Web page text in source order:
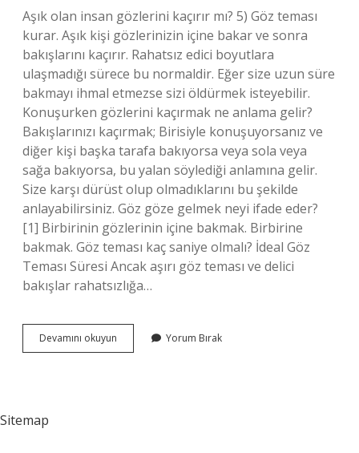
Aşık olan insan gözlerini kaçırır mı? 5) Göz teması
kurar. Aşık kişi gözlerinizin içine bakar ve sonra
bakışlarını kaçırır. Rahatsız edici boyutlara
ulaşmadığı sürece bu normaldir. Eğer size uzun süre
bakmayı ihmal etmezse sizi öldürmek isteyebilir.
Konuşurken gözlerini kaçırmak ne anlama gelir?
Bakışlarınızı kaçırmak; Birisiyle konuşuyorsanız ve
diğer kişi başka tarafa bakıyorsa veya sola veya
sağa bakıyorsa, bu yalan söylediği anlamına gelir.
Size karşı dürüst olup olmadıklarını bu şekilde
anlayabilirsiniz. Göz göze gelmek neyi ifade eder?
[1] Birbirinin gözlerinin içine bakmak. Birbirine
bakmak. Göz teması kaç saniye olmalı? İdeal Göz
Teması Süresi Ancak aşırı göz teması ve delici
bakışlar rahatsızlığa…
Devamını okuyun Hoşlanan
Kadın
Yorum Bırak
Sitemap